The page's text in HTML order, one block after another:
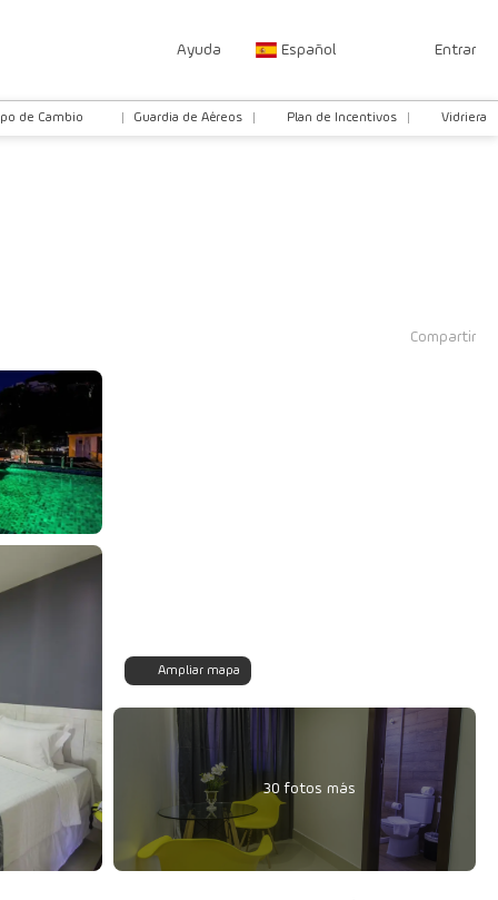
Ayuda Español Entrar
de Cambio Guardia de Aéreos Plan de Incentivos Vidriera
Compartir
Ampliar mapa
30 fotos más